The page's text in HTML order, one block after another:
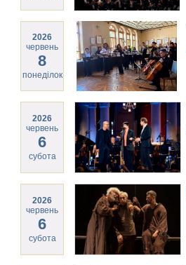
2026
червень
8
понеділок
2026
червень
6
субота
2026
червень
6
субота